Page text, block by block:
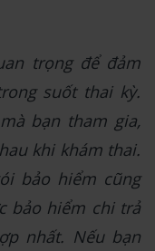
trọng để đảm
suốt thai kỳ.
bạn tham gia,
khi khám thai.
bảo hiểm cũng
bảo hiểm chi trả
nhất. Nếu bạn